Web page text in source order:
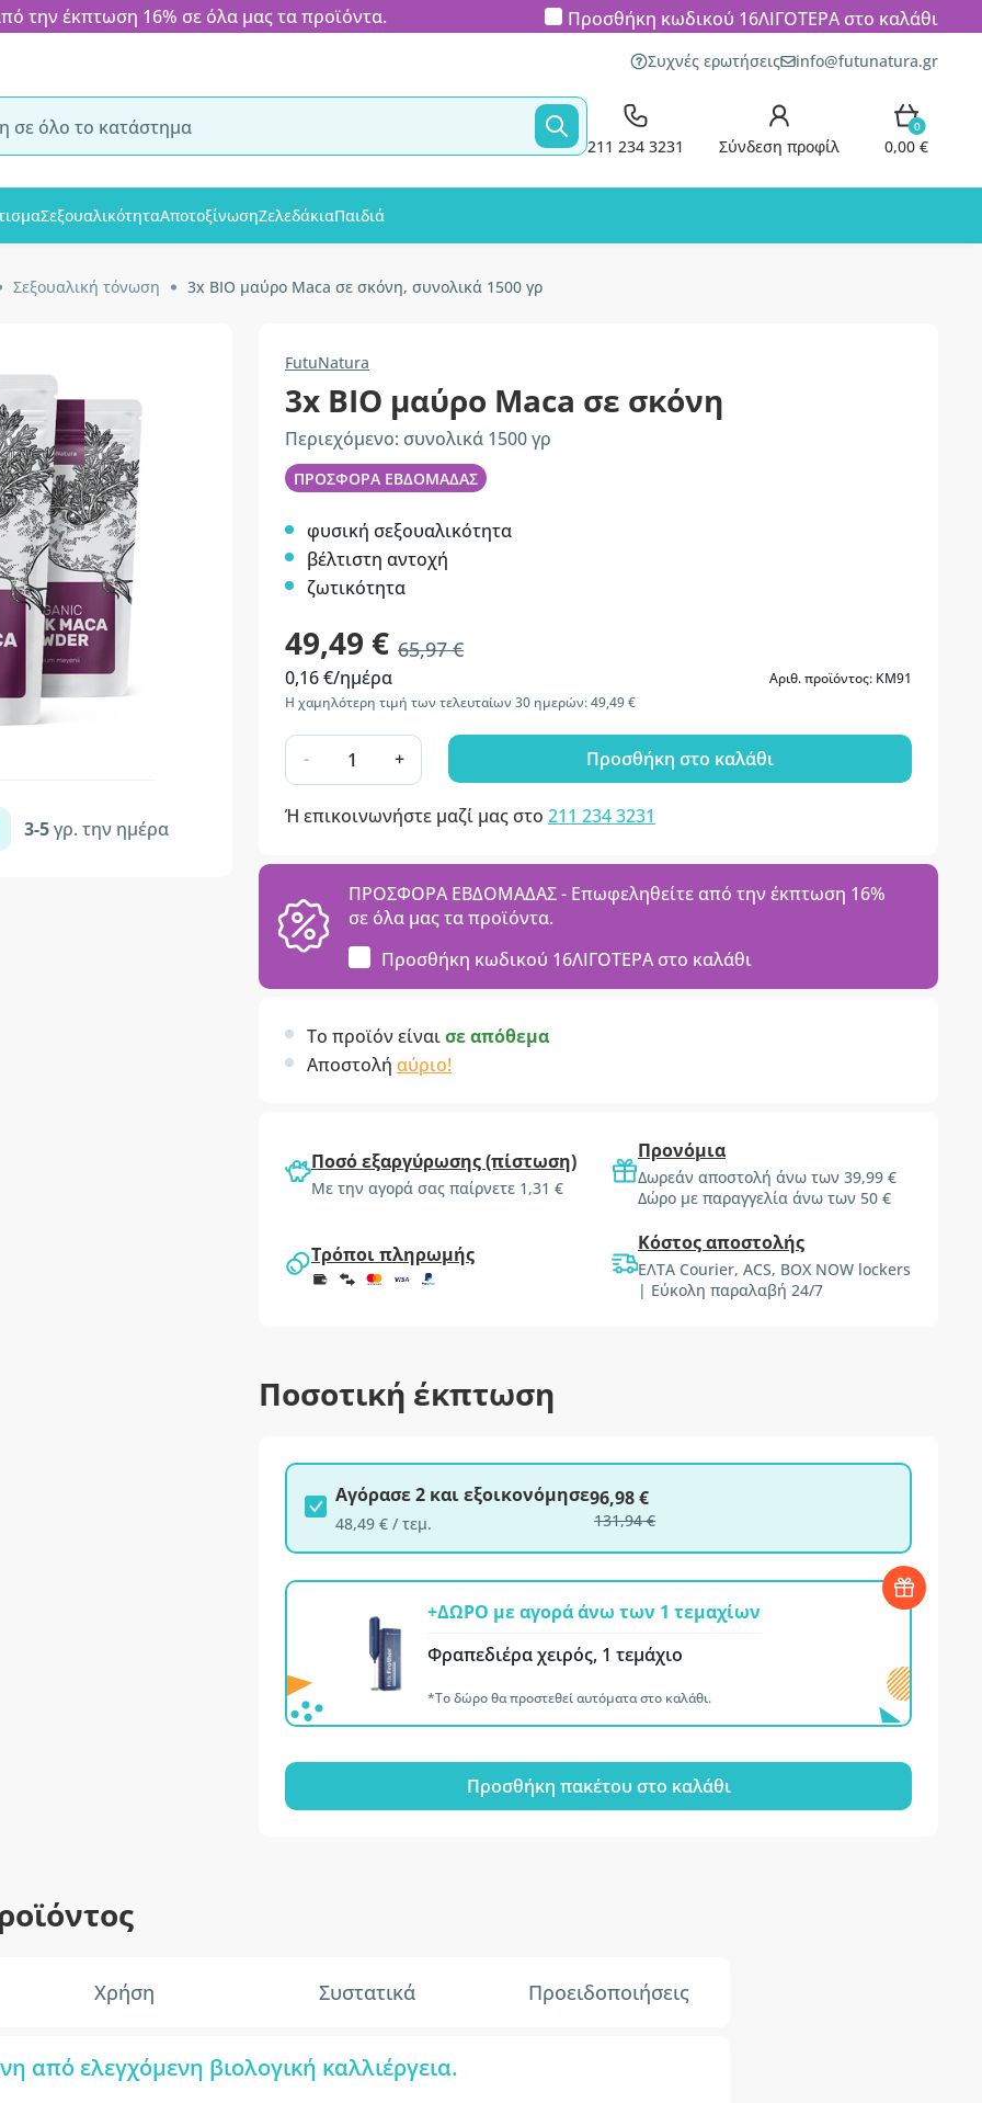
έκπτωση 16% σε όλα μας τα προϊόντα. Προσθήκη κωδικού 16ΛΙΓΟΤΕΡΑστο καλάθι
Συχνές ερωτήσεις info@futunatura.gr
211 234 3231 Σύνδεση προφίλ
0
0,00 €
ΣεξουαλικότηταΑποτοξίνωσηΖελεδάκιαΠαιδιά
Σεξουαλική τόνωση 3x BIO μαύρο Maca σε σκόνη, συνολικά 1500 γρ
3-5γρ. την ημέρα
FutuNatura
3x BIO μαύρο Maca σε σκόνη
Περιεχόμενο: συνολικά 1500 γρ
ΠΡΟΣΦΟΡΑ ΕΒΔΟΜΑΔΑΣ
φυσική σεξουαλικότητα
βέλτιστη αντοχή
ζωτικότητα
49,49 € 65,97 €
0,16 €/ημέρα
Αριθ. προϊόντος: KM91
Η χαμηλότερη τιμή των τελευταίων 30 ημερών: 49,49 €
- + Προσθήκη στο καλάθι
Ή επικοινωνήστε μαζί μας στο 211 234 3231
ΠΡΟΣΦΟΡΑ ΕΒΔΟΜΑΔΑΣ - Επωφεληθείτε από την έκπτωση 16%
σε όλα μας τα προϊόντα.
Προσθήκη κωδικού 16ΛΙΓΟΤΕΡΑστο καλάθι
Το προϊόν είναισε απόθεμα
Αποστολή αύριο!
Ποσό εξαργύρωσης (πίστωση)
Με την αγορά σας παίρνετε 1,31 €
Προνόμια
Δωρεάν αποστολή άνω των 39,99 €
Δώρο με παραγγελία άνω των 50 €
Τρόποι πληρωμής Κόστος αποστολής
ΕΛΤΑ Courier, ACS, BOX NOW lockers
| Εύκολη παραλαβή 24/7
Ποσοτική έκπτωση
Αγόρασε 2 και εξοικονόμησε
48,49 € / τεμ.
96,98 €
131,94 €
+ΔΩΡΟ με αγορά άνω των 1 τεμαχίων
Φραπεδιέρα χειρός, 1 τεμάχιο
*Το δώρο θα προστεθεί αυτόματα στο καλάθι.
Προσθήκη πακέτου στο καλάθι
Χρήση Συστατικά Προειδοποιήσεις
από ελεγχόμενη βιολογική καλλιέργεια.